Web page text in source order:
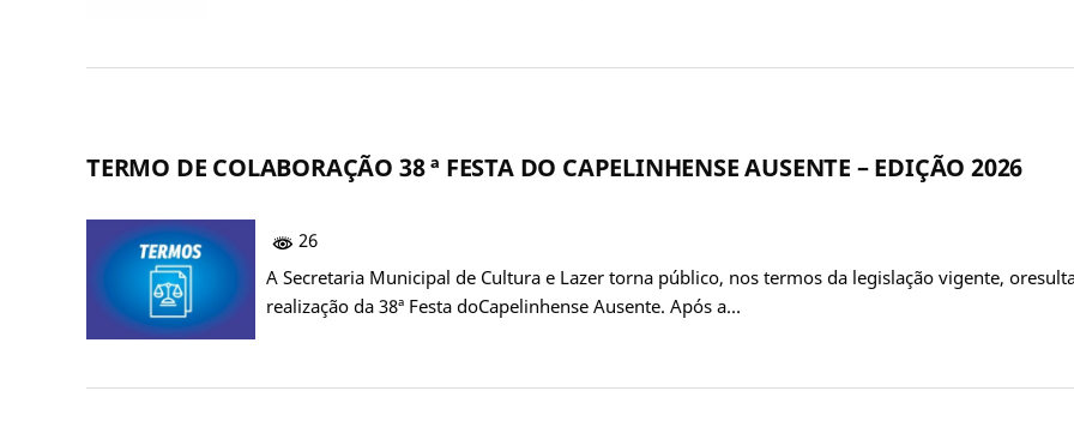
TERMO DE COLABORAÇÃO 38 ª FESTA DO CAPELINHENSE AUSENTE – EDIÇÃO 2026
26
A Secretaria Municipal de Cultura e Lazer torna público, nos termos da legislação vigente,
realização da 38ª Festa doCapelinhense Ausente. Após a…